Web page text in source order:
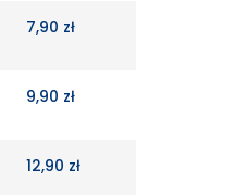
7,90 zł
9,90 zł
12,90 zł